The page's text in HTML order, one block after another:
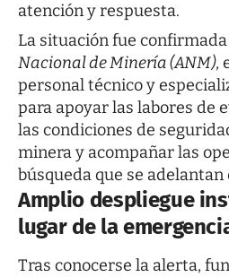
atención y respuesta.
La situación fue
Nacional de Minería (ANM),
personal técnico y
para apoyar las labores de
las condiciones de
minera y acompañar las
búsqueda que se adelantan
Amplio despliegue
lugar de la
Tras conocerse la alerta,